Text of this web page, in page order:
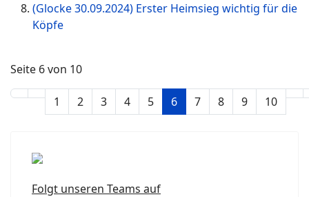
(Glocke 30.09.2024) Erster Heimsieg wichtig für die
Köpfe
Seite 6 von 10
1 2 3 4 5 6 7 8 9 10
Folgt unseren Teams auf